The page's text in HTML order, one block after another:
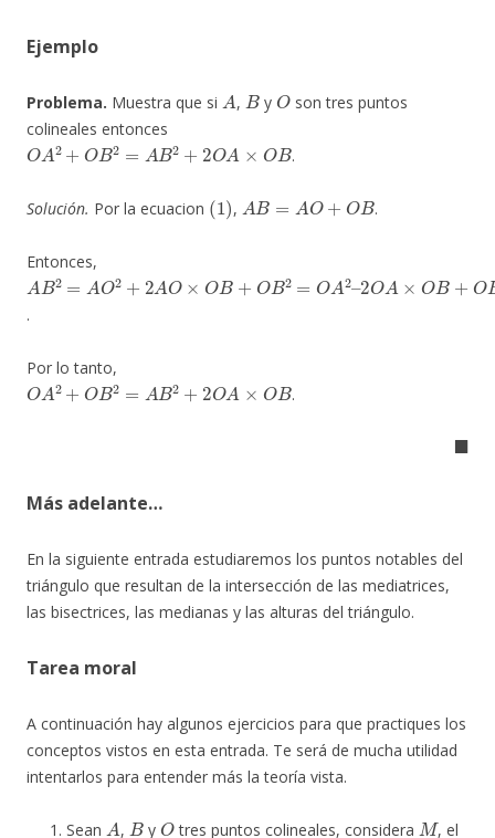
Ejemplo
Problema. Muestra que si
A
,
B
y
O
son tres puntos
colineales entonces
OA2+OB 2=AB2+2 A×O B
.
Solución. Por la ecuacion
(1 )
,
A B= + O
.
Entonces,
AB2=AO 2+ O × O O B O A2
2OA×OB +O 2
.
Por lo tanto,
OA2+ OB2= 2 +2 A×O B
.
◼
Más adelante…
En la siguiente entrada estudiaremos los puntos notables del
triángulo que resultan de la intersección de las mediatrices,
las bisectrices, las medianas y las alturas del triángulo.
Tarea moral
A continuación hay algunos ejercicios para que practiques los
conceptos vistos en esta entrada. Te será de mucha utilidad
intentarlos para entender más la teoría vista.
Sean
A
,
B
y
O
tres puntos colineales, considera
M
, el